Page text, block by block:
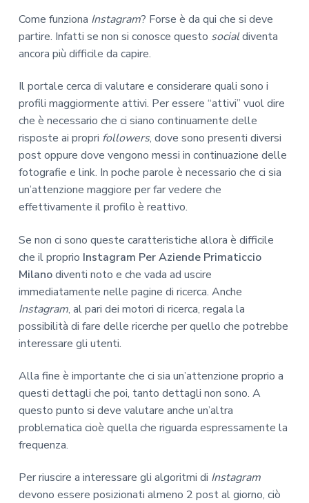
Come funziona Instagram? Forse è da qui che si deve
partire. Infatti se non si conosce questo socialdiventa
ancora più difficile da capire.
Il portale cerca di valutare e considerare quali sono i
profili maggiormente attivi. Per essere “attivi” vuol dire
che è necessario che ci siano continuamente delle
risposte ai propri followers, dove sono presenti diversi
post oppure dove vengono messi in continuazione delle
fotografie e link. In poche parole è necessario che ci sia
un’attenzione maggiore per far vedere che
effettivamente il profilo è reattivo.
Se non ci sono queste caratteristiche allora è difficile
che il proprio Instagram Per Aziende Primaticcio
Milanodiventi noto e che vada ad uscire
immediatamente nelle pagine di ricerca. Anche
Instagram, al pari dei motori di ricerca, regala la
possibilità di fare delle ricerche per quello che potrebbe
interessare gli utenti.
Alla fine è importante che ci sia un’attenzione proprio a
questi dettagli che poi, tanto dettagli non sono. A
questo punto si deve valutare anche un’altra
problematica cioè quella che riguarda espressamente la
frequenza.
Per riuscire a interessare gli algoritmi di Instagram
devono essere posizionati almeno 2 post al giorno, ciò